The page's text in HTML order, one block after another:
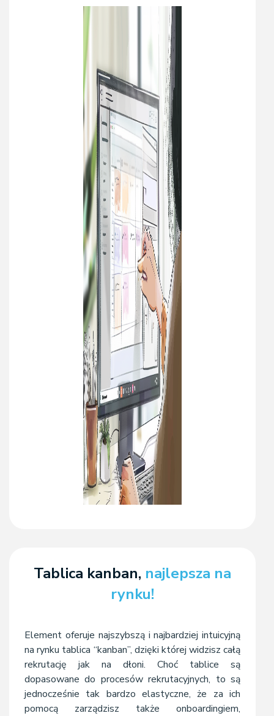
Tablica kanban, najlepsza na
rynku!
Element oferuje najszybszą i najbardziej intuicyjną
na rynku tablica “kanban”, dzięki której widzisz całą
rekrutację jak na dłoni. Choć tablice są
dopasowane do procesów rekrutacyjnych, to są
jednocześnie tak bardzo elastyczne, że za ich
pomocą zarządzisz także onboardingiem,